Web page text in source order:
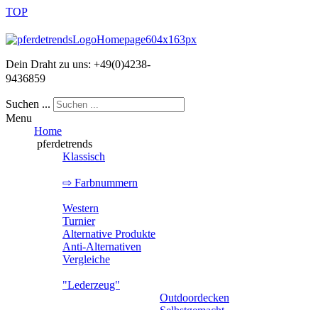
TOP
Dein Draht zu uns: +49(0)4238-
9436859
Suchen ...
Menu
Home
pferdetrends
Klassisch
⇨ Farbnummern
Western
Turnier
Alternative Produkte
Anti-Alternativen
Vergleiche
"Lederzeug"
Outdoordecken